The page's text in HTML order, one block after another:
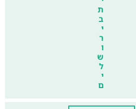
ת
ב
י
ר
ו
ש
ל
י
ם